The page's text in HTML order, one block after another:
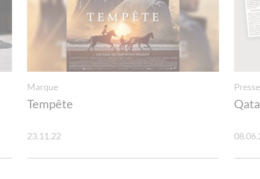
Marque
Tempête
23.11.22
Presse